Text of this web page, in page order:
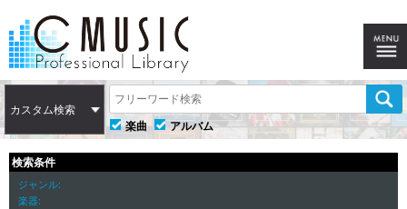
カスタム検索
楽曲
アルバム
検索条件
ジャンル
楽器